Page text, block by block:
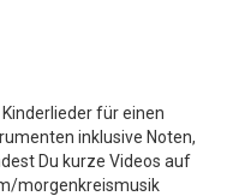
für einen
inklusive Noten,
Du kurze Videos auf
morgenkreismusik